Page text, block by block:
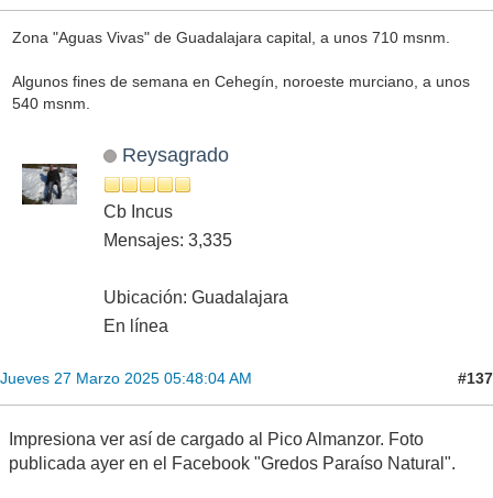
Zona "Aguas Vivas" de Guadalajara capital, a unos 710 msnm.
Algunos fines de semana en Cehegín, noroeste murciano, a unos
540 msnm.
Reysagrado
Cb Incus
Mensajes: 3,335
Ubicación: Guadalajara
En línea
Jueves 27 Marzo 2025 05:48:04 AM #137
Impresiona ver así de cargado al Pico Almanzor. Foto
publicada ayer en el Facebook "Gredos Paraíso Natural".